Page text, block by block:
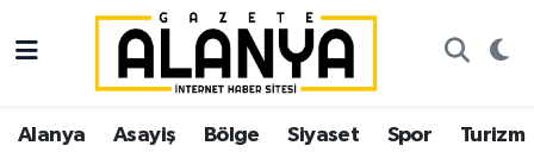
Alanya Asayiş Bölge Siyaset Spor Turizm
Alanya
İstanbul Nöbetçi Eczaneler